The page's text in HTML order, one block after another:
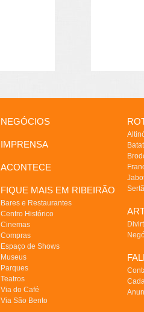
NEGÓCIOS
IMPRENSA
ACONTECE
FIQUE MAIS EM RIBEIRÃO
Bares e Restaurantes
Centro Histórico
Cinemas
Compras
Espaço de Shows
Museus
Parques
Teatros
Via do Café
Via São Bento